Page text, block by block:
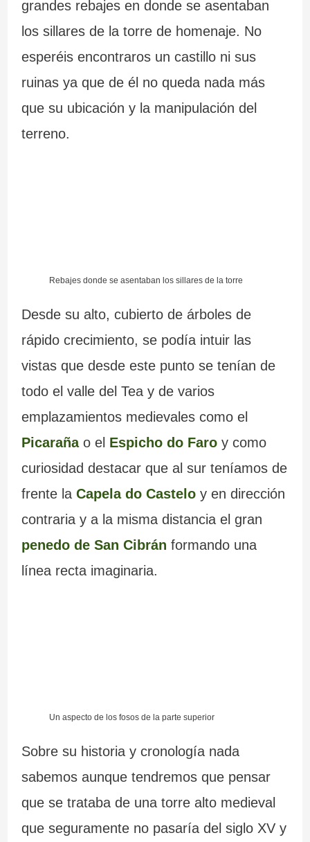
grandes rebajes en donde se asentaban
los sillares de la torre de homenaje. No
esperéis encontraros un castillo ni sus
ruinas ya que de él no queda nada más
que su ubicación y la manipulación del
terreno.
Rebajes donde se asentaban los sillares de la torre
Desde su alto, cubierto de árboles de
rápido crecimiento, se podía intuir las
vistas que desde este punto se tenían de
todo el valle del Tea y de varios
emplazamientos medievales como el
Picarañao el Espicho do Faroy como
curiosidad destacar que al sur teníamos de
frente la Capela do Casteloy en dirección
contraria y a la misma distancia el gran
penedo de San Cibrán formando una
línea recta imaginaria.
Un aspecto de los fosos de la parte superior
Sobre su historia y cronología nada
sabemos aunque tendremos que pensar
que se trataba de una torre alto medieval
que seguramente no pasaría del siglo XV y